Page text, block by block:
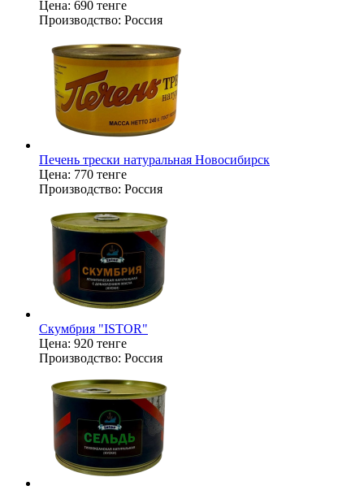
Цена: 690 тенге
Производство: Россия
Печень трески натуральная Новосибирск
Цена: 770 тенге
Производство: Россия
Скумбрия "ISTOR"
Цена: 920 тенге
Производство: Россия